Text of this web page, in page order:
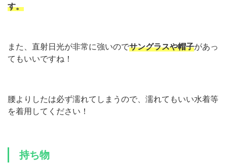
す。
また、直射日光が非常に強いのでサングラスや帽子があっ
てもいいですね！
腰よりしたは必ず濡れてしまうので、濡れてもいい水着等
を着用してください！
持ち物